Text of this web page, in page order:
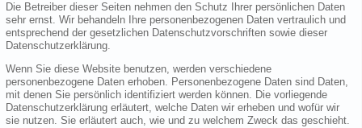
Die Betreiber dieser Seiten nehmen den Schutz Ihrer persönlichen Daten
sehr ernst. Wir behandeln Ihre personenbezogenen Daten vertraulich und
entsprechend der gesetzlichen Datenschutzvorschriften sowie dieser
Datenschutzerklärung.
Wenn Sie diese Website benutzen, werden verschiedene
personenbezogene Daten erhoben. Personenbezogene Daten sind Daten,
mit denen Sie persönlich identifiziert werden können. Die vorliegende
Datenschutzerklärung erläutert, welche Daten wir erheben und wofür wir
sie nutzen. Sie erläutert auch, wie und zu welchem Zweck das geschieht.